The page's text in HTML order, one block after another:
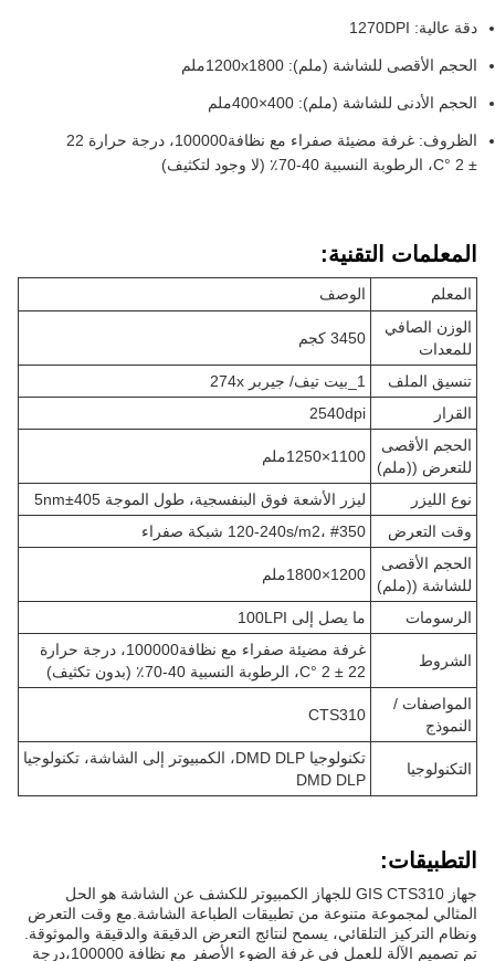
دقة عالية: 1270DPI
الحجم الأقصى للشاشة (ملم): 1200x1800ملم
الحجم الأدنى للشاشة (ملم): 400×400ملم
الظروف: غرفة مضيئة صفراء مع نظافة100000، درجة حرارة 22
± 2 °C، الرطوبة النسبية 40-70٪ (لا وجود لتكثيف)
المعلمات التقنية:
المعلم
الوصف
الوزن الصافي
للمعدات
3450 كجم
تنسيق الملف
1_بيت تيف/ جيربر 274x
القرار
2540dpi
الحجم الأقصى
للتعرض ((ملم)
1100×1250ملم
نوع الليزر
ليزر الأشعة فوق البنفسجية، طول الموجة 405±5nm
وقت التعرض
120-240s/m2، #350 شبكة صفراء
الحجم الأقصى
للشاشة ((ملم)
1200×1800ملم
الرسومات ما يصل إلى 100LPI
الشروط
غرفة مضيئة صفراء مع نظافة100000، درجة حرارة
22 ± 2 °C، الرطوبة النسبية 40-70٪ (بدون تكثيف)
المواصفات /
النموذج
CTS310
التكنولوجيا
تكنولوجيا DMD DLP، الكمبيوتر إلى الشاشة، تكنولوجيا
DMD DLP
التطبيقات:
جهاز GIS CTS310 للجهاز الكمبيوتر للكشف عن الشاشة هو الحل
المثالي لمجموعة متنوعة من تطبيقات الطباعة الشاشة.مع وقت التعرض
ونظام التركيز التلقائي، يسمح لنتائج التعرض الدقيقة والدقيقة والموثوقة.
تم تصميم الآلة للعمل في غرفة الضوء الأصفر مع نظافة 100000،درجة